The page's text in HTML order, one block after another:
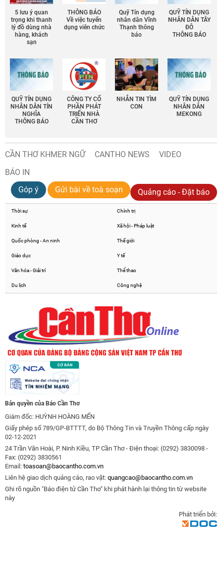
5 lưu ý quan
trọng khi thanh
lý đồ dùng nhà
hàng, khách
sạn
THÔNG BÁO
Về việc tuyển
dụng viên chức
Quỹ Tín dụng
nhân dân Vĩnh
Thạnh thông
báo
QUỸ TÍN DỤNG
NHÂN DÂN TÂY
ĐÔ
THÔNG BÁO
QUỸ TÍN DỤNG
NHÂN DÂN TÍN
NGHĨA
THÔNG BÁO
CÔNG TY CỔ
PHẦN PHÁT
TRIỂN NHÀ
CẦN THƠ
NHẮN TIN TÌM
CON
QUỸ TÍN DỤNG
NHÂN DÂN
MEKONG
CẦN THƠ KHMER NGỮ CANTHO NEWS
VIDEO
BÁO IN
Góp ý
Gửi bài về toà soạn Quảng cáo - Đặt báo
Thời sự Chính trị
Kinh tế Xã hội - Pháp luật
Quốc phòng - An ninh Thế giới
Giáo dục Y tế
Văn hóa - Giải trí Thể thao
Du lịch Công nghệ
Bản quyền của Báo Cần Thơ
Giám đốc: HUỲNH HOÀNG MẾN
Giấy phép số 789/GP-BTTTT, do Bộ Thông Tin và Truyền Thông cấp ngày
02-12-2021
24 Trần Văn Hoài, P. Ninh Kiều, TP Cần Thơ - Điện thoại: (0292) 3830098 -
Fax: (0292) 3830561
Email: toasoan@baocantho.com.vn
Liên hệ giao dịch quảng cáo, rao vặt: quangcao@baocantho.com.vn
Ghi rõ nguồn "Báo điện tử Cần Thơ" khi phát hành lại thông tin từ website
này
Phát triển bởi: